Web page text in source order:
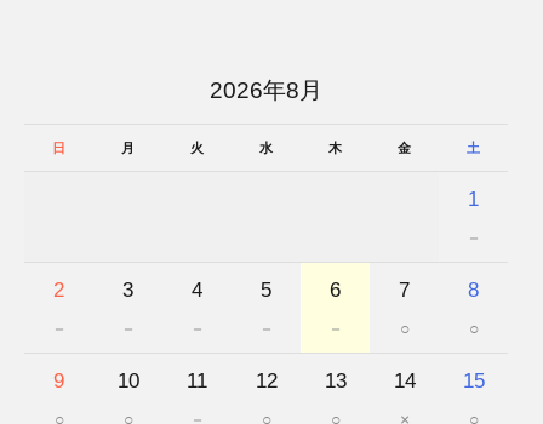
2026年8月
日 月 火 水 木 金 土
1
－
2
－
3
－
4
－
5
－
6
－
7
○
8
○
9
○
10
○
11
－
12
○
13
○
14
×
15
○